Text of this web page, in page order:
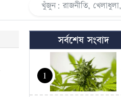
সর্বশেষ সংবাদ
1